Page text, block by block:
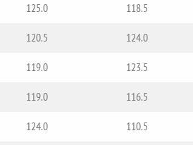
125.0 118.5
120.5 124.0
119.0 123.5
119.0 116.5
124.0 110.5